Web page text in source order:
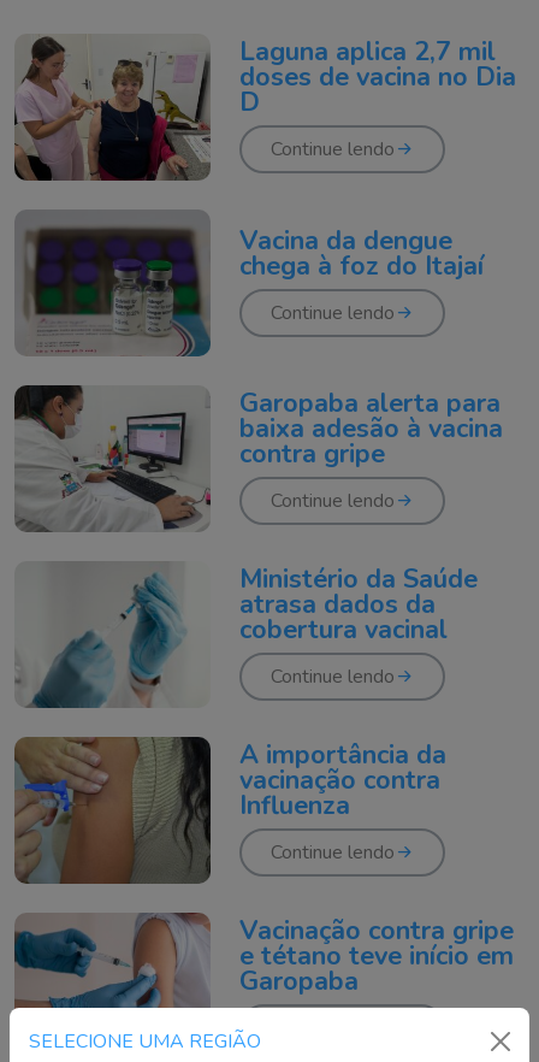
SELECIONE UMA REGIÃO
Laguna aplica 2,7 mil
doses de vacina no Dia
D
Continue lendo
Vacina da dengue
chega à foz do Itajaí
Continue lendo
Garopaba alerta para
baixa adesão à vacina
contra gripe
Continue lendo
Ministério da Saúde
atrasa dados da
cobertura vacinal
Continue lendo
A importância da
vacinação contra
Influenza
Continue lendo
Vacinação contra gripe
e tétano teve início em
Garopaba